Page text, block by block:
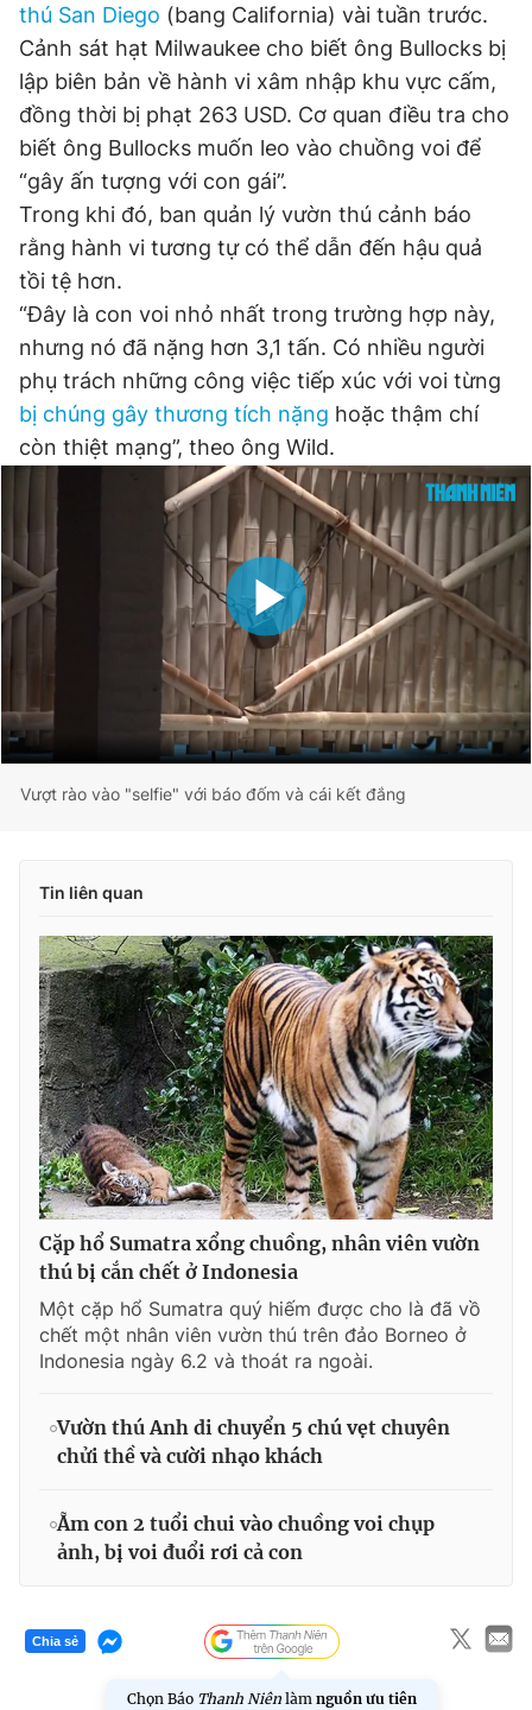
Tổng biên tập: Nguyễn Ngọc Toàn
Phó tổng biên tập thường trực: Hải Thành
Phó tổng biên tập: Lâm Hiếu Dũng
Phó tổng biên tập: Trần Việt Hưng
Tổng thư ký tòa soạn: Đức Trung
Giấy phép xuất bản số 110/GP - BTTTT cấp ngày 24.3.2020
© 2003-2026 Bản quyền thuộc về Báo Thanh Niên. Cấm sao
chép dưới mọi hình thức nếu không có sự chấp thuận bằng văn
bản. Phát triển bởi ePi Technologies, JSC.
thú San Diego (bang California) vài tuần trước.
Cảnh sát hạt Milwaukee cho biết ông Bullocks bị
lập biên bản về hành vi xâm nhập khu vực cấm,
đồng thời bị phạt 263 USD. Cơ quan điều tra cho
biết ông Bullocks muốn leo vào chuồng voi để
“gây ấn tượng với con gái”.
Trong khi đó, ban quản lý vườn thú cảnh báo
rằng hành vi tương tự có thể dẫn đến hậu quả
tồi tệ hơn.
“Đây là con voi nhỏ nhất trong trường hợp này,
nhưng nó đã nặng hơn 3,1 tấn. Có nhiều người
phụ trách những công việc tiếp xúc với voi từng
bị chúng gây thương tích nặng hoặc thậm chí
còn thiệt mạng”, theo ông Wild.
Vượt rào vào "selfie" với báo đốm và cái kết đắng
Tin liên quan
Cặp hổ Sumatra xổng chuồng, nhân viên vườn
thú bị cắn chết ở Indonesia
Một cặp hổ Sumatra quý hiếm được cho là đã vồ
chết một nhân viên vườn thú trên đảo Borneo ở
Indonesia ngày 6.2 và thoát ra ngoài.
Vườn thú Anh di chuyển 5 chú vẹt chuyên
chửi thề và cười nhạo khách
Ẵm con 2 tuổi chui vào chuồng voi chụp
ảnh, bị voi đuổi rơi cả con
Chia sẻ
Chọn Báo Thanh Niên làm nguồn ưu tiên